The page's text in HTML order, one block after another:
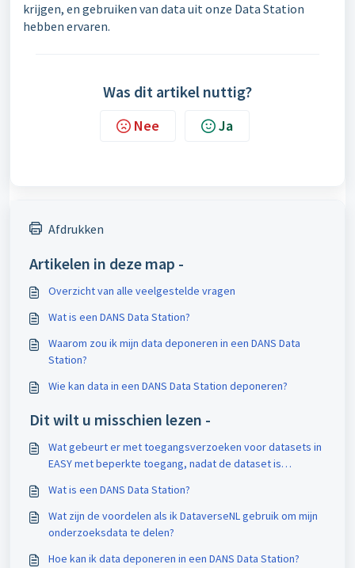
krijgen, en gebruiken van data uit onze Data Station
hebben ervaren.
Was dit artikel nuttig?
Nee Ja
Afdrukken
Artikelen in deze map -
Overzicht van alle veelgestelde vragen
Wat is een DANS Data Station?
Waarom zou ik mijn data deponeren in een DANS Data
Station?
Wie kan data in een DANS Data Station deponeren?
Dit wilt u misschien lezen -
Wat gebeurt er met toegangsverzoeken voor datasets in
EASY met beperkte toegang, nadat de dataset is
Wat is een DANS Data Station?
Wat zijn de voordelen als ik DataverseNL gebruik om mijn
onderzoeksdata te delen?
Hoe kan ik data deponeren in een DANS Data Station?